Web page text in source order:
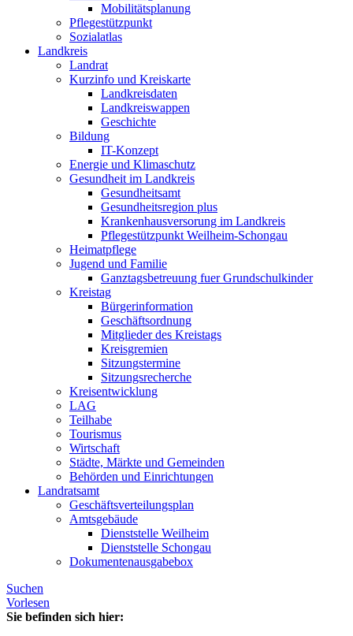
Mobilitätsplanung
Pflegestützpunkt
Sozialatlas
Landkreis
Landrat
Kurzinfo und Kreiskarte
Landkreisdaten
Landkreiswappen
Geschichte
Bildung
IT-Konzept
Energie und Klimaschutz
Gesundheit im Landkreis
Gesundheitsamt
Gesundheitsregion plus
Krankenhausversorung im Landkreis
Pflegestützpunkt Weilheim-Schongau
Heimatpflege
Jugend und Familie
Ganztagsbetreuung fuer Grundschulkinder
Kreistag
Bürgerinformation
Geschäftsordnung
Mitglieder des Kreistags
Kreisgremien
Sitzungstermine
Sitzungsrecherche
Kreisentwicklung
LAG
Teilhabe
Tourismus
Wirtschaft
Städte, Märkte und Gemeinden
Behörden und Einrichtungen
Landratsamt
Geschäftsverteilungsplan
Amtsgebäude
Dienststelle Weilheim
Dienststelle Schongau
Dokumentenausgabebox
Suchen
Vorlesen
Sie befinden sich hier: